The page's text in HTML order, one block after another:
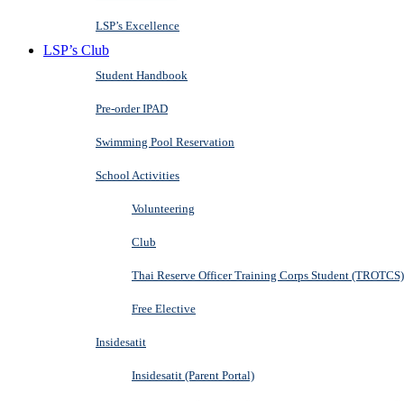
LSP’s Excellence
LSP’s Club
Student Handbook
Pre-order IPAD
Swimming Pool Reservation
School Activities
Volunteering
Club
Thai Reserve Officer Training Corps Student (TROTCS)
Free Elective
Insidesatit
Insidesatit (Parent Portal)